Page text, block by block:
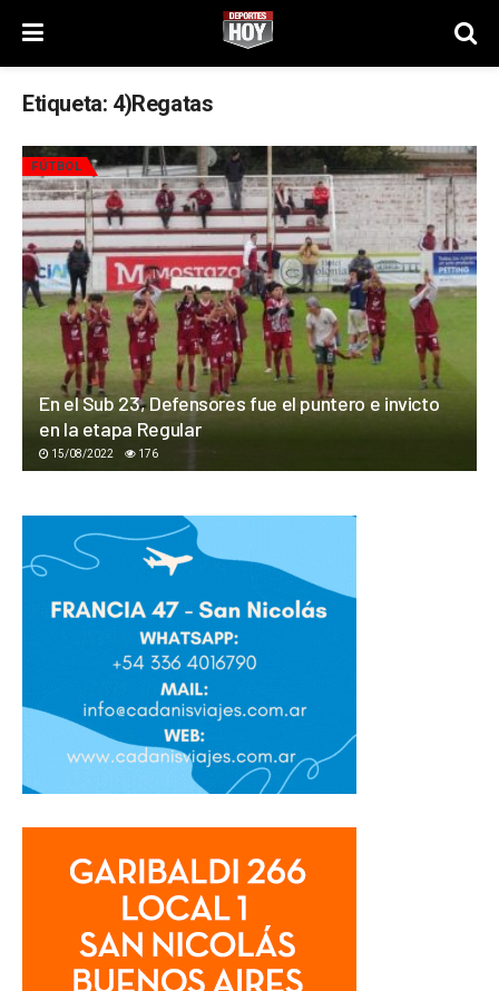
Etiqueta: 4)Regatas
FÚTBOL
En el Sub 23, Defensores fue el puntero e invicto
en la etapa Regular
15/08/2022 176